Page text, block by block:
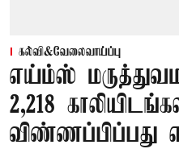
கல்வி&வேலைவாய்ப்பு
எய்ம்ஸ்
2,218
விண்ணப்பிப்பது